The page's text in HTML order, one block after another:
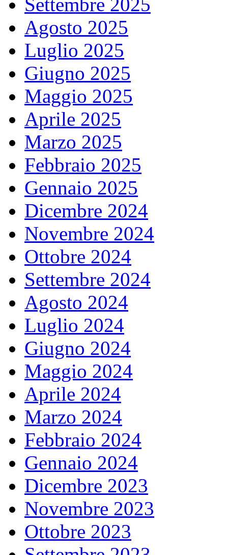
Agosto 2025
Luglio 2025
Giugno 2025
Maggio 2025
Aprile 2025
Marzo 2025
Febbraio 2025
Gennaio 2025
Dicembre 2024
Novembre 2024
Ottobre 2024
Settembre 2024
Agosto 2024
Luglio 2024
Giugno 2024
Maggio 2024
Aprile 2024
Marzo 2024
Febbraio 2024
Gennaio 2024
Dicembre 2023
Novembre 2023
Ottobre 2023